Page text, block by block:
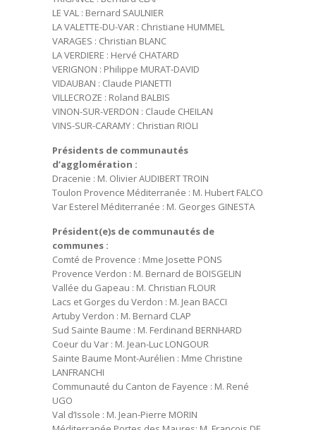
LE VAL : Bernard SAULNIER
LA VALETTE-DU-VAR : Christiane HUMMEL
VARAGES : Christian BLANC
LA VERDIERE : Hervé CHATARD
VERIGNON : Philippe MURAT-DAVID
VIDAUBAN : Claude PIANETTI
VILLECROZE : Roland BALBIS
VINON-SUR-VERDON : Claude CHEILAN
VINS-SUR-CARAMY : Christian RIOLI
Présidents de communautés
d’agglomération :
Dracenie : M. Olivier AUDIBERT TROIN
Toulon Provence Méditerranée : M. Hubert FALCO
Var Esterel Méditerranée : M. Georges GINESTA
Président(e)s de communautés de
communes :
Comté de Provence : Mme Josette PONS
Provence Verdon : M. Bernard de BOISGELIN
Vallée du Gapeau : M. Christian FLOUR
Lacs et Gorges du Verdon : M. Jean BACCI
Artuby Verdon : M. Bernard CLAP
Sud Sainte Baume : M. Ferdinand BERNHARD
Coeur du Var : M. Jean-Luc LONGOUR
Sainte Baume Mont-Aurélien : Mme Christine
LANFRANCHI
Communauté du Canton de Fayence : M. René
UGO
Val d’Issole : M. Jean-Pierre MORIN